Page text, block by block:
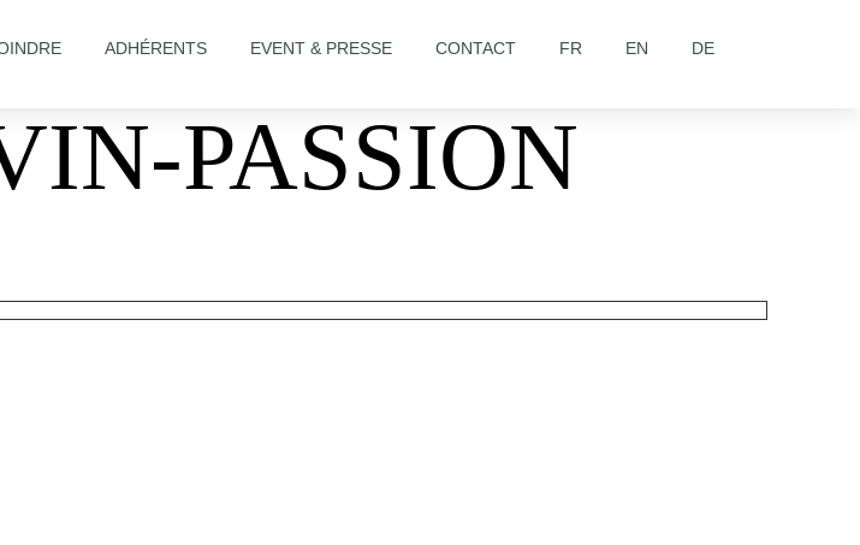
ADHÉRENTS EVENT & PRESSE CONTACT FR EN DE
PASSION